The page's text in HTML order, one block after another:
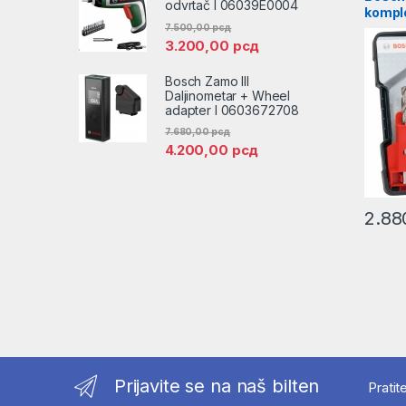
HSS-
mm |
odvrtač l 06039E0004
3.200,00 рсд
7.500,00рсд
Bosch Zamo III
Daljinometar + Wheel
adapter l 0603672708
4.200,00 рсд
7.680,00рсд
Prijavite se na naš bilten